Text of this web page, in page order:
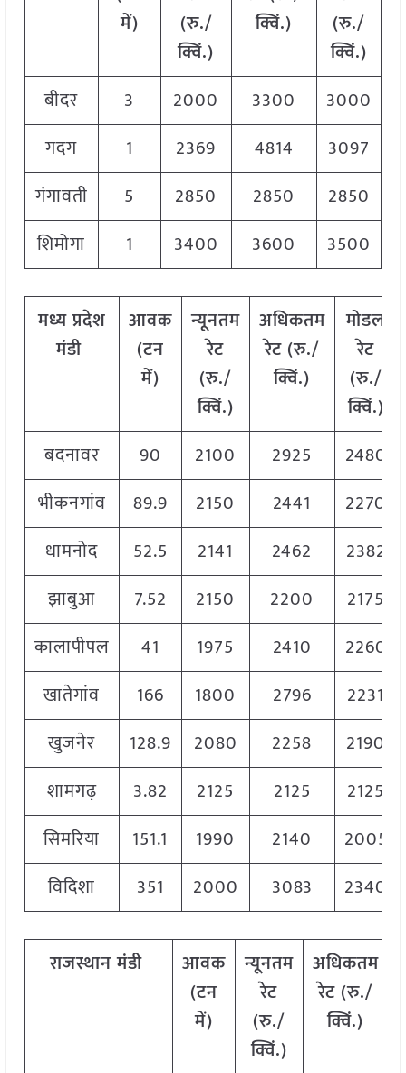
में)
(रु./
क्विं.)
क्विं.)
(रु./
क्विं.)
बीदर
3 2000 3300
3000
गदग
1 2369 4814
3097
गंगावती
5 2850 2850
2850
शिमोगा
1 3400 3600 3500
मध्यप्रदेश
मंडी
आवक
(टन
में)
न्यूनतम
रेट
(रु./
क्विं.)
अधिकतम
रेट (रु./
क्विं.)
मोडल
रेट
(रु./
क्विं.)
बदनावर
90 2100 2925
2480
भीकनगांव
89.9 2150 2441
2270
धामनोद
52.5 2141 2462
2382
झाबुआ
7.52 2150 2200
2175
कालापीपल
41 1975 2410
2260
खातेगांव
166 1800 2796
2231
खुजनेर
128.9 2080 2258
2190
शामगढ़
3.82 2125 2125
2125
सिमरिया
151.1 1990 2140
2005
विदिशा
351 2000 3083 2340
राजस्थानमंडी
आवक
(टन
में)
न्यूनतम
रेट
(रु./
क्विं.)
अधिकतम
रेट (रु./
क्विं.)